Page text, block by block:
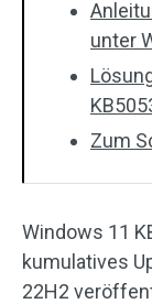
unter
Zum
Windows 11
kumulatives
22H2